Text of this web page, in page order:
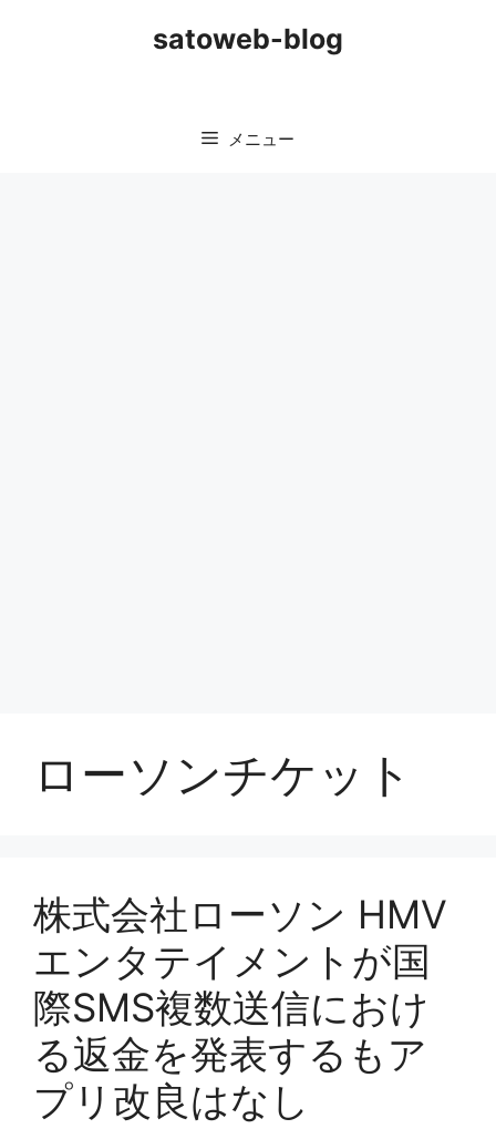
satoweb-blog
メニュー
ローソンチケット
株式会社ローソン HMV
エンタテイメントが国
際SMS複数送信におけ
る返金を発表するもア
プリ改良はなし